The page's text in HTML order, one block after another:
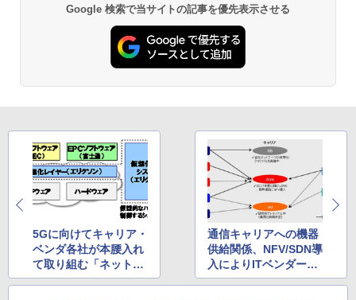
Google 検索で当サイトの記事を優先表示させる
5Gに向けてキャリア・
ベンダ各社が本腰入れ
て取り組む「ネットワ
ーク仮想化」
通信キャリアへの機器
供給関係、NFV/SDN導
入によりITベンダーが
参入し複雑化